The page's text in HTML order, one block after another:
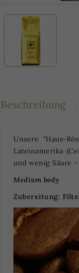
Beschreibung
Unsere "Haus-
Lateinamerika
und wenig Säure
Medium body
Zubereitung: